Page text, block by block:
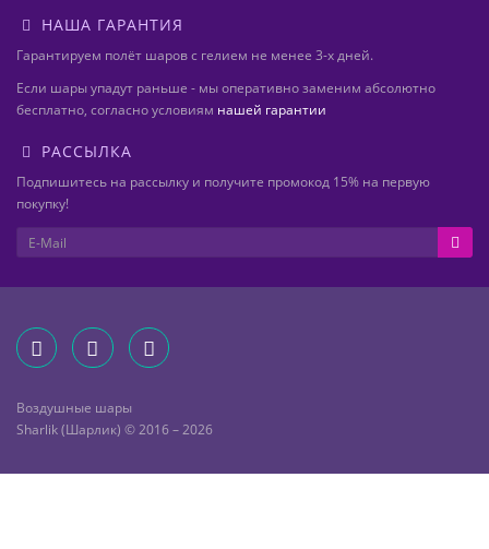
НАША ГАРАНТИЯ
Гарантируем полёт шаров с гелием не менее 3-х дней.
Если шары упадут раньше - мы оперативно заменим абсолютно
бесплатно, согласно условиям нашей гарантии
РАССЫЛКА
Подпишитесь на рассылку и получите промокод 15% на первую
покупку!
Воздушные шары
Sharlik (Шарлик) © 2016 – 2026